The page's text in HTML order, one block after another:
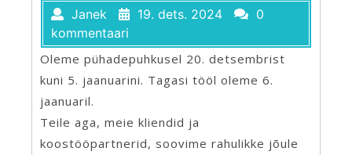
Janek 19. dets. 2024
0
kommentaari
Oleme pühadepuhkusel 20. detsembrist
kuni 5. jaanuarini. Tagasi tööl oleme 6.
jaanuaril.
Teile aga, meie kliendid ja
koostööpartnerid, soovime rahulikke jõule